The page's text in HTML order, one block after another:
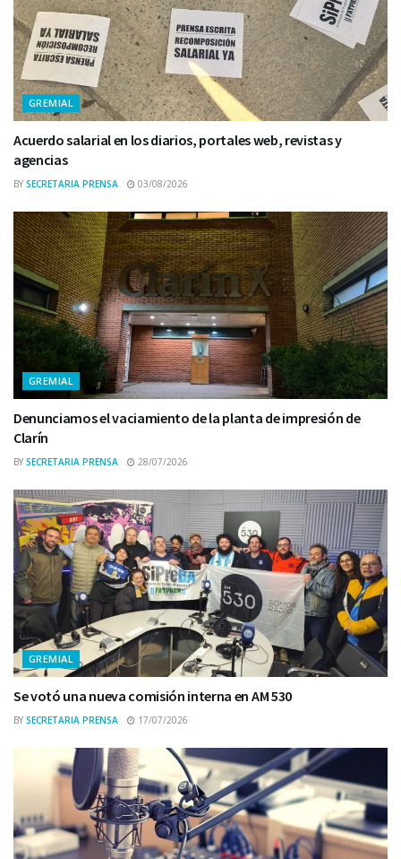
GREMIAL
Acuerdo salarial en los diarios, portales web, revistas y
agencias
BY SECRETARIA PRENSA 03/08/2026
GREMIAL
Denunciamos el vaciamiento de la planta de impresión de
Clarín
BY SECRETARIA PRENSA 28/07/2026
GREMIAL
Se votó una nueva comisión interna en AM 530
BY SECRETARIA PRENSA 17/07/2026